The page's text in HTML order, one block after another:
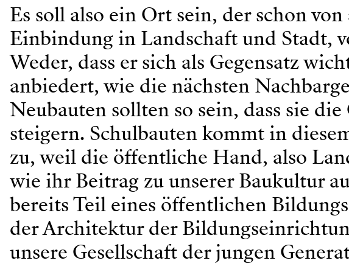
Es soll also ein Ort sein, der schon
Einbindung in Landschaft und Stadt,
Weder, dass er sich als Gegensatz
anbiedert, wie die nächsten
Neubauten sollten so sein, dass sie
steigern. Schulbauten kommt in
zu, weil die öffentliche Hand, also
wie ihr Beitrag zu unserer Baukultur
bereits Teil eines öffentlichen
der Architektur der
unsere Gesellschaft der jungen